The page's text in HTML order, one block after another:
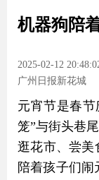
机器狗陪
2025-02-12
广州日报新花城
元宵节是春
笼”与街头巷
逛花市、尝
陪着孩子们